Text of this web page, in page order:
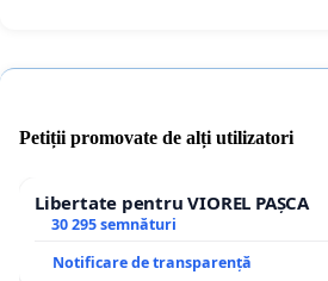
Petiții promovate de alți utilizatori
Libertate pentru VIOREL PAȘCA
30 295 semnături
Notificare de transparență